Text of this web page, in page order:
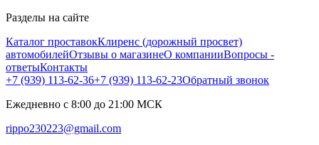
Разделы на сайте
Каталог проставокКлиренс (дорожный просвет)
автомобилейОтзывы о магазинеО компанииВопросы -
ответыКонтакты
+7 (939) 113-62-36+7 (939) 113-62-23Обратный звонок
Ежедневно с 8:00 до 21:00 МСК
rippo230223@gmail.com